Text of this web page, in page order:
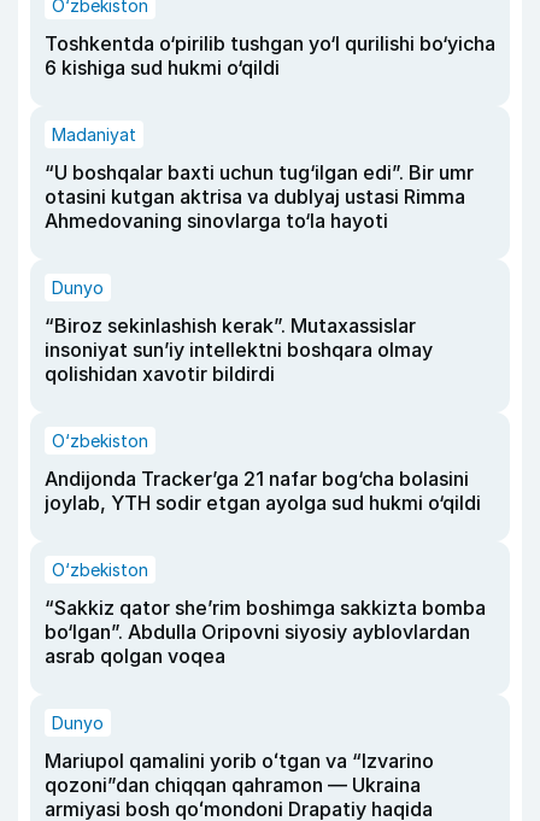
O‘zbekiston
Toshkentda o‘pirilib tushgan yo‘l qurilishi bo‘yicha
6 kishiga sud hukmi o‘qildi
Madaniyat
“U boshqalar baxti uchun tug‘ilgan edi”. Bir umr
otasini kutgan aktrisa va dublyaj ustasi Rimma
Ahmedovaning sinovlarga to‘la hayoti
Dunyo
“Biroz sekinlashish kerak”. Mutaxassislar
insoniyat sun’iy intellektni boshqara olmay
qolishidan xavotir bildirdi
O‘zbekiston
Andijonda Tracker’ga 21 nafar bog‘cha bolasini
joylab, YTH sodir etgan ayolga sud hukmi o‘qildi
O‘zbekiston
“Sakkiz qator she’rim boshimga sakkizta bomba
bo‘lgan”. Abdulla Oripovni siyosiy ayblovlardan
asrab qolgan voqea
Dunyo
Mariupol qamalini yorib oʻtgan va “Izvarino
qozoni”dan chiqqan qahramon — Ukraina
armiyasi bosh qoʻmondoni Drapatiy haqida